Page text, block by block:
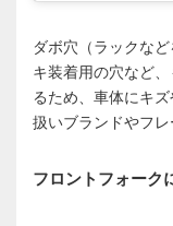
ダボ穴（ラックな
キ装着用の穴など
るため、車体にキ
扱いブランドやフレ
フロントフォーク